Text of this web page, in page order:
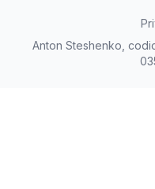
Anton Steshenko,